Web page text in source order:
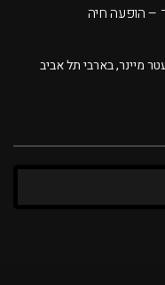
מיינר, בארבי תל אביב